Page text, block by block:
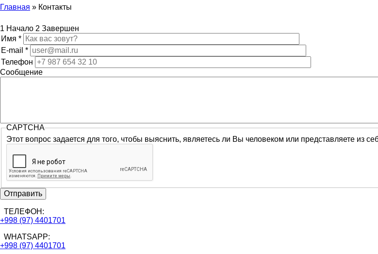
Главная » Контакты
1 Начало 2 Завершен
Имя *
E-mail *
Телефон
Сообщение
CAPTCHA
Этот вопрос задается для того, чтобы выяснить, являетесь ли Вы человеком или представляете из
ТЕЛЕФОН:
+998 (97) 4401701
WHATSAPP:
+998 (97) 4401701